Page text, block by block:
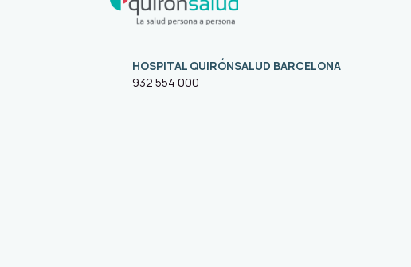
HOSPITAL QUIRÓNSALUD BARCELONA
932 554 000